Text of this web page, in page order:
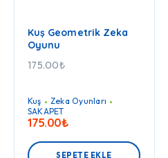
Kuş Geometrik Zeka
Oyunu
175.00₺
Kuş
Zeka Oyunları
SAKAPET
175.00₺
SEPETE EKLE